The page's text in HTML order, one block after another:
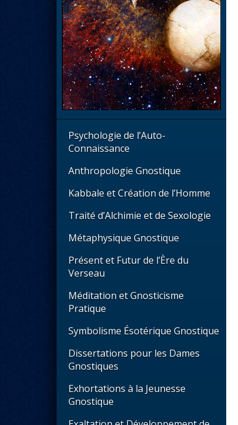
Psychologie de l’Auto-
Connaissance
Anthropologie Gnostique
Kabbale et Création de l’Homme
Traité d’Alchimie et de Sexologie
Métaphysique Gnostique
Présent et Futur de l’Ère du
Verseau
Méditation et Gnosticisme
Pratique
Symbolisme Ésotérique Gnostique
Dissertations pour les Dames
Gnostiques
Exhortations à la Jeunesse
Gnostique